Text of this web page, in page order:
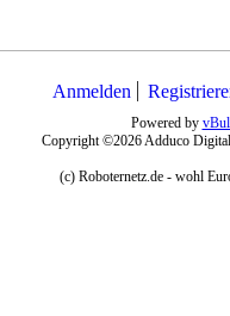
Anmelden
Powered by
Copyright ©2026 Adduco
(c) Roboternetz.de - wohl